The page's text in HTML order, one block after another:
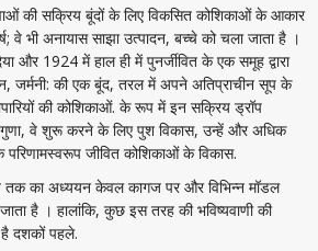
की सक्रिय बूंदों के लिए विकसित कोशिकाओं के आकार
वे भी अनायास साझा उत्पादन, बच्चे को चला जाता है ।
और 1924 में हाल ही में पुनर्जीवित के एक समूह द्वारा
जर्मनी: की एक बूंद, तरल में अपने अतिप्राचीन सूप के
की कोशिकाओं. के रूप में इन सक्रिय ड्रॉप
वे शुरू करने के लिए पुश विकास, उन्हें और अधिक
जीवित कोशिकाओं के विकास.
तक का अध्ययन केवल कागज पर और विभिन्न मॉडल
है । हालांकि, कुछ इस तरह की भविष्यवाणी की
है दशकों पहले.